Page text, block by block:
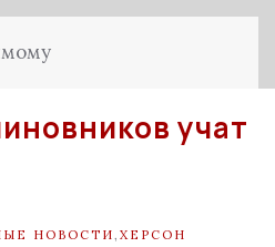
учат
НОВОСТИ ХЕРСОН